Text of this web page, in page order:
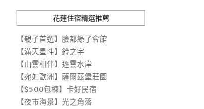
花蓮住宿精選推薦
【親子首選】臉都綠了會館
【滿天星斗】鈴之宇
【山雲相伴】逐雲水岸
【宛如歐洲】薩爾茲堡莊園
【$500包棟】卡好民宿
【夜市海景】光之角落